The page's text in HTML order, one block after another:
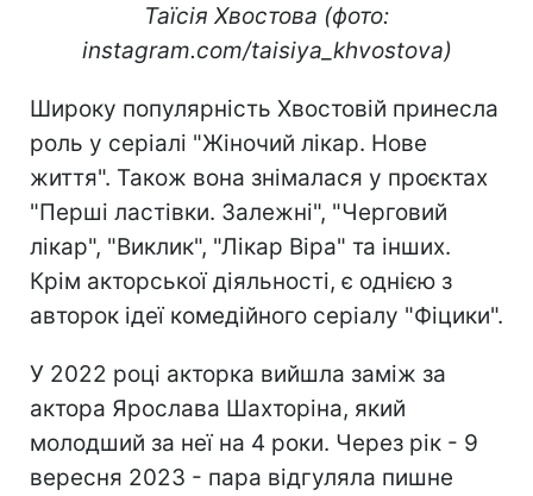
Таїсія Хвостова (фото:
instagram.com/taisiya_khvostova)
Широку популярність Хвостовій принесла
роль у серіалі "Жіночий лікар. Нове
життя". Також вона знімалася у проєктах
"Перші ластівки. Залежні", "Черговий
лікар", "Виклик", "Лікар Віра" та інших.
Крім акторської діяльності, є однією з
авторок ідеї комедійного серіалу "Фіцики".
У 2022 році акторка вийшла заміж за
актора Ярослава Шахторіна, який
молодший за неї на 4 роки. Через рік - 9
вересня 2023 - пара відгуляла пишне